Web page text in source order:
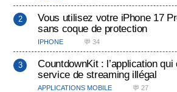
Vous utilisez votre iPhone 17
sans coque de protection
IPHONE 💬 34
CountdownKit : l’application qui
service de streaming illégal
APPLICATIONS MOBILE 💬 27